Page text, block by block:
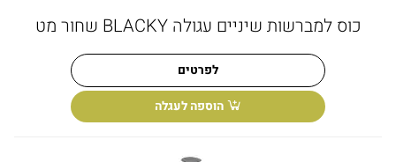
כוס למברשות שיניים עגולה BLACKY שחור מט
לפרטים
הוספה לעגלה